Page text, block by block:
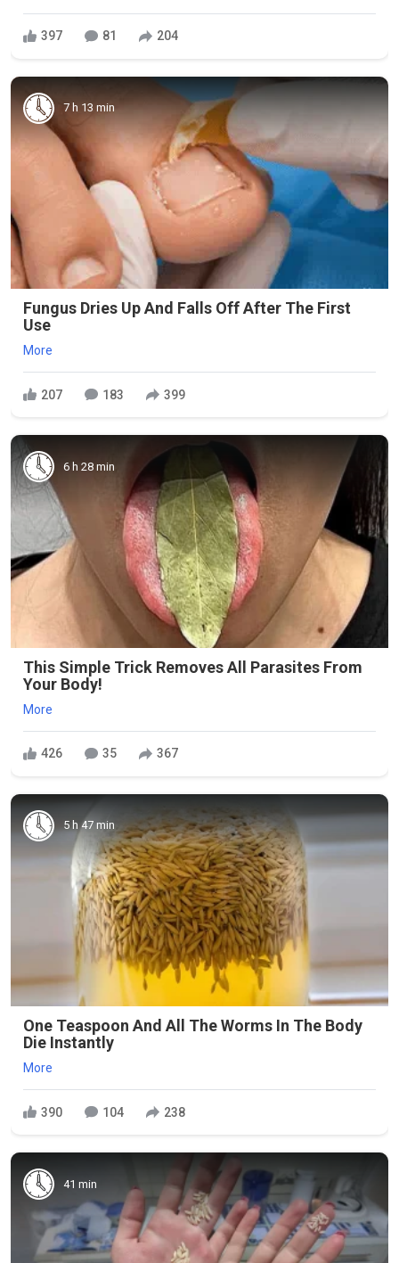
397 81 204
7 h 13 min
Fungus Dries Up And Falls Off After The First
Use
More
207 183 399
6 h 28 min
This Simple Trick Removes All Parasites From
Your Body!
More
426 35 367
5 h 47 min
One Teaspoon And All The Worms In The Body
Die Instantly
More
390 104 238
41 min